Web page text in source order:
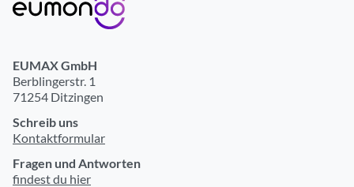
EUMAX GmbH
Berblingerstr. 1
71254 Ditzingen
Schreib uns
Kontaktformular
Fragen und Antworten
findest du hier